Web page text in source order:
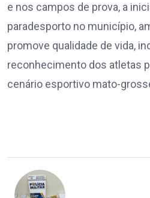
e nos campos de prova, a
paradesporto no município,
promove qualidade de vida,
reconhecimento dos atletas
cenário esportivo mato-